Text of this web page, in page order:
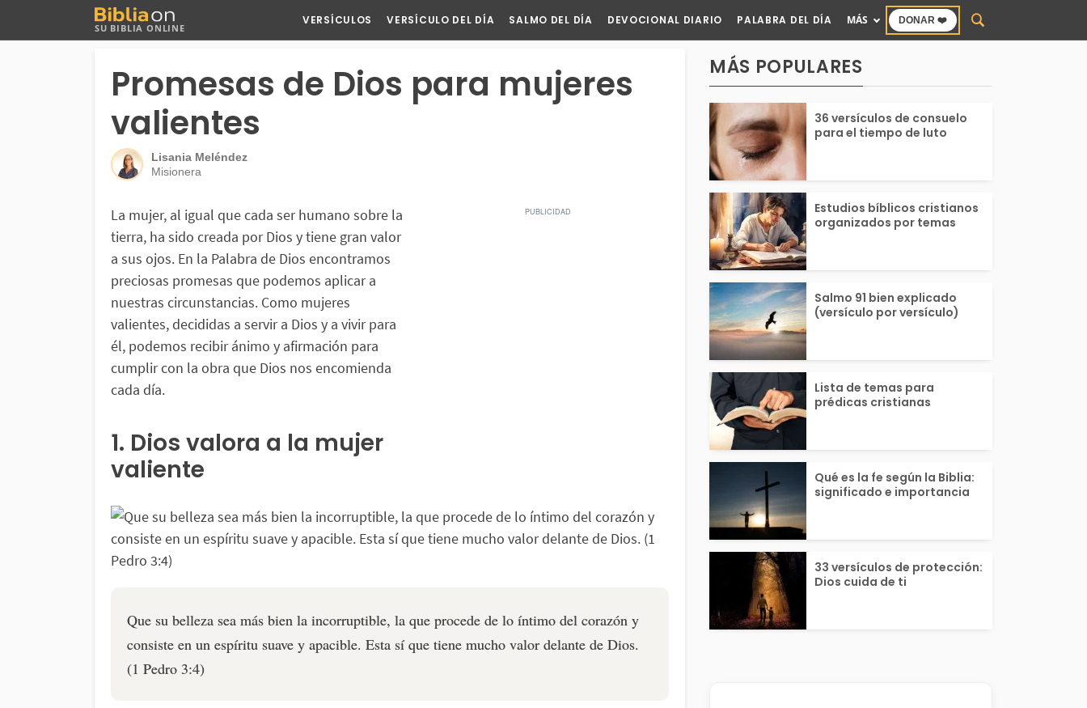
SU BIBLIA ONLINE
VERSÍCULOS VERSÍCULO DEL DÍA SALMO DEL DÍA DEVOCIONAL DIARIO PALABRA DEL DÍA MÁS DONAR ❤️
Buscar
Promesas de Dios para mujeres
valientes
Lisania Meléndez
Misionera
La mujer, al igual que cada ser humano sobre la
tierra, ha sido creada por Dios y tiene gran valor
a sus ojos. En la Palabra de Dios encontramos
preciosas promesas que podemos aplicar a
nuestras circunstancias. Como mujeres
valientes, decididas a servir a Dios y a vivir para
él, podemos recibir ánimo y afirmación para
cumplir con la obra que Dios nos encomienda
cada día.
1. Dios valora a la mujer
valiente
Que su belleza sea más bien la incorruptible, la que procede de lo íntimo del corazón y
consiste en un espíritu suave y apacible. Esta sí que tiene mucho valor delante de Dios.
(1 Pedro 3:4)
MÁS POPULARES
36 versículos de consuelo
para el tiempo de luto
Estudios bíblicos cristianos
organizados por temas
Salmo 91 bien explicado
(versículo por versículo)
Lista de temas para
prédicas cristianas
Qué es la fe según la Biblia:
significado e importancia
33 versículos de protección:
Dios cuida de ti